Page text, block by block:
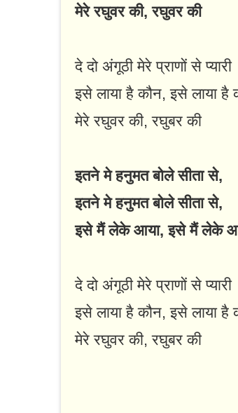
मेरे रघुवर की, रघुवर की
दे दो अंगूठी मेरे प्राणों से प्यारी
इसे लाया है कौन, इसे लाया है
मेरे रघुवर की, रघुबर की
इतने मे हनुमत बोले सीता से,
इतने मे हनुमत बोले सीता से,
इसे मैं लेके आया, इसे मैं लेके
दे दो अंगूठी मेरे प्राणों से प्यारी
इसे लाया है कौन, इसे लाया है
मेरे रघुवर की, रघुबर की